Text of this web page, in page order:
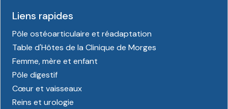
Liens rapides
Pôle ostéoarticulaire et réadaptation
Table d'Hôtes de la Clinique de Morges
Femme, mère et enfant
Pôle digestif
Cœur et vaisseaux
Reins et urologie